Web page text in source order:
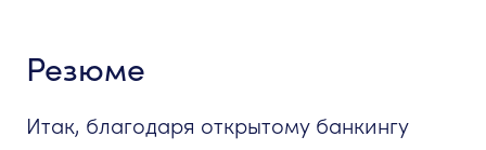
Резюме
Итак, благодаря открытому банкингу